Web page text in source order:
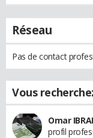
Réseau
Pas de contact
Vous
Omar
profil